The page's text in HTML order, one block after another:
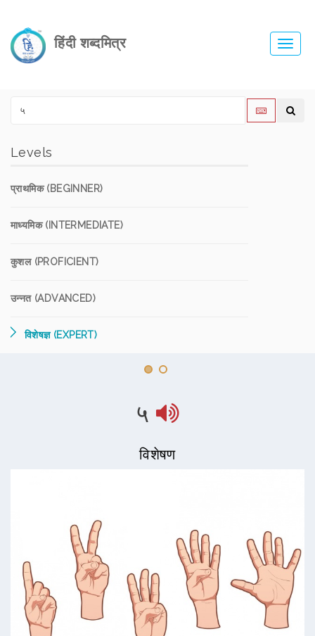
हिंदी शब्दमित्र
Levels
प्राथमिक (BEGINNER)
माध्यमिक (INTERMEDIATE)
कुशल (PROFICIENT)
उन्नत (ADVANCED)
विशेषज्ञ (EXPERT)
५
विशेषण